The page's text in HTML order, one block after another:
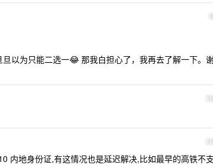
9
以为只能二选一😂 那我白担心了，我再去了解一下。
10
11
内地身份证,有这情况也是延迟解决,比如最早的高铁不支